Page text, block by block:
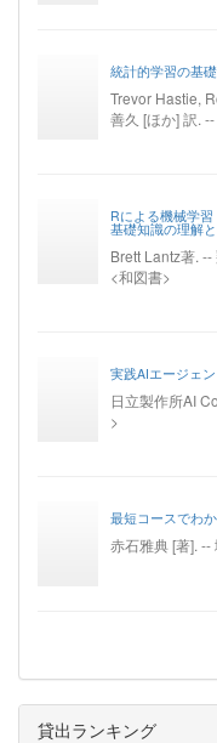
統計的学習の基
Trevor Hastie,
善久 [ほか] 訳.
Rによる機械学
基礎知識の理解
Brett Lantz著.
<和図書>
実践AIエージェ
日立製作所AI
>
最短コースでわ
赤石雅典 [著]. --
貸出ランキング